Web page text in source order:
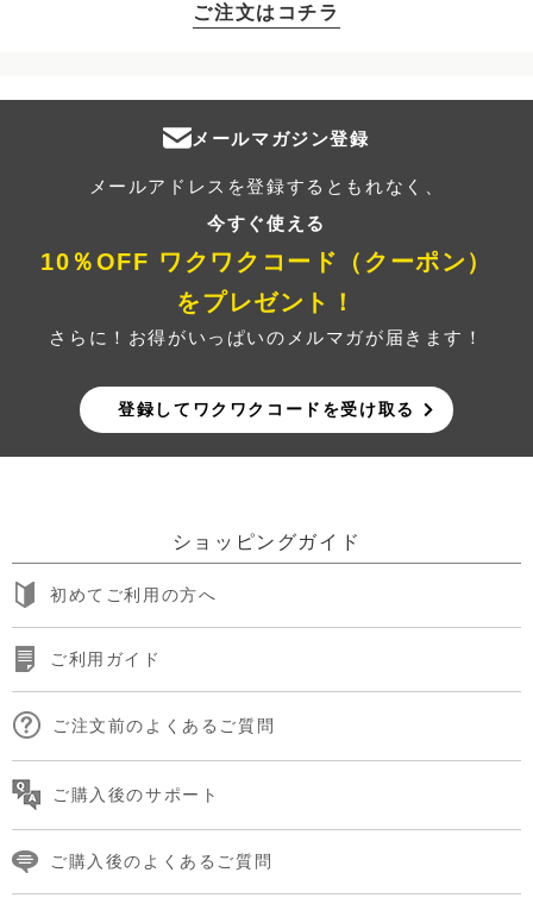
ご注文はコチラ
メールマガジン登録
メールアドレスを登録するともれなく、
今すぐ使える
10％OFF ワクワクコード（クーポン）
をプレゼント！
さらに！お得がいっぱいのメルマガが届きます！
登録してワクワクコードを受け取る
ショッピングガイド
初めてご利用の方へ
ご利用ガイド
ご注文前のよくあるご質問
ご購入後のサポート
ご購入後のよくあるご質問